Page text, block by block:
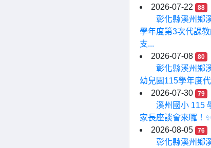
2026-07-22
88
彰化縣溪州鄉
學年度第3次代課
支...
2026-07-08
80
彰化縣溪州鄉
幼兒園115學年度
2026-07-30
79
溪州國小 115
家長座談會來囉！✨
2026-08-05
76
彰化縣溪州鄉